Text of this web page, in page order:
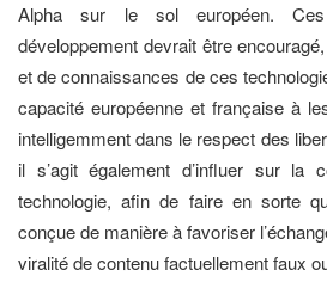
Alpha sur le sol européen.
développement devrait être
et de connaissances de ces
capacité européenne et française à
intelligemment dans le respect des
il s’agit également d’influer sur la
technologie, afin de faire en sorte
conçue de manière à favoriser
viralité de contenu factuellement faux